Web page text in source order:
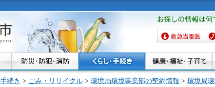
お探しの情報は何
か。
救急当番医
続き > ごみ・リサイクル > 環境局環境事業部の契約情報 > 環境局